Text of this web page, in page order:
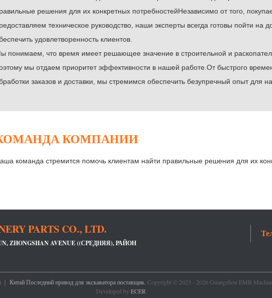
решения для их конкретных потребностейНезависимо от того,
техническое руководство, наши эксперты всегда готовы пойти на
удовлетворенность клиентов.
понимаем, что время имеет решающее значение в строительной и
мы отдаем приоритет эффективности в нашей работе.От быстрого
заказов и доставки, мы стремимся обеспечить безупречный опыт для
КОМПАНИИ
команда стремится помочь клиентам найти правильные решения для их
PARTS CO., LTD.
ZHONGSHAN AVENUE ((СРЕДНЯЯ), РАЙОН
｜ Китай Последний привод для экскаватора поставщик. Copyright © 2023 - 2026 Guangzhou EMB
Developed by ECER